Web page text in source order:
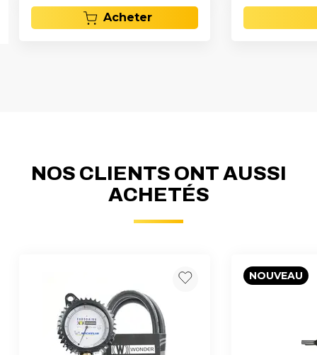
Acheter
NOS CLIENTS ONT AUSSI
ACHETÉS
NOUVEAU